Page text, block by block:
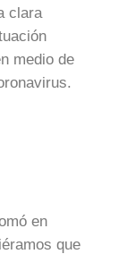
clara
medio de
en
que